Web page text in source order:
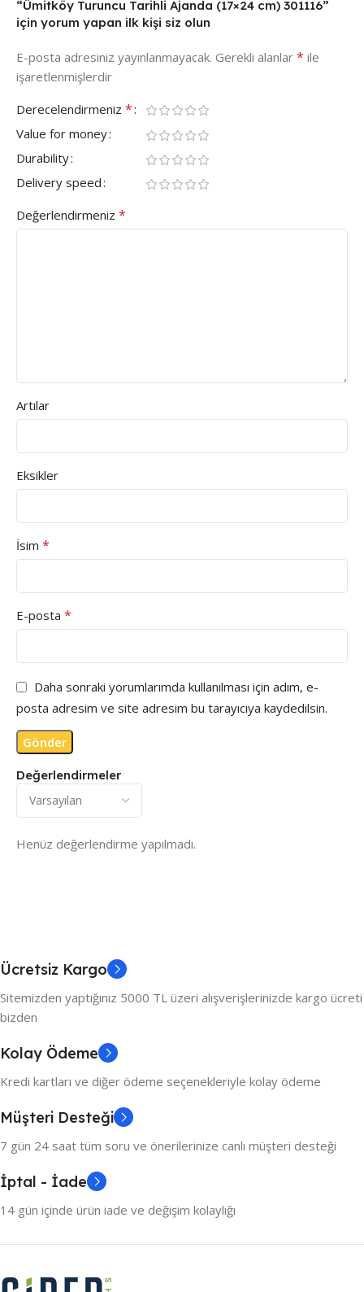
Değerlendirmeler
Henüz değerlendirme yapılmadı.
“Ümitköy Turuncu Tarihli Ajanda (17×24 cm) 301116”
için yorum yapan ilk kişi siz olun
E-posta adresiniz yayınlanmayacak. Gerekli alanlar * ile
işaretlenmişlerdir
Derecelendirmeniz *
Value for money
Durability
Delivery speed
Değerlendirmeniz *
Artılar
Eksikler
İsim *
E-posta *
Daha sonraki yorumlarımda kullanılması için adım, e-
posta adresim ve site adresim bu tarayıcıya kaydedilsin.
Ücretsiz Kargo
Sitemizden yaptığınız 5000 TL üzeri alışverişlerinizde kargo ücreti
bizden
Kolay Ödeme
Kredi kartları ve diğer ödeme seçenekleriyle kolay ödeme
Müşteri Desteği
7 gün 24 saat tüm soru ve önerilerinize canlı müşteri desteği
İptal - İade
14 gün içinde ürün iade ve değişim kolaylığı